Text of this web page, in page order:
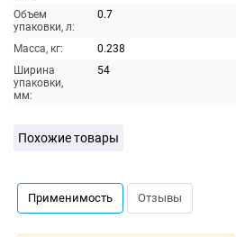
Объем
упаковки, л:
0.7
Масса, кг:
0.238
Ширина
упаковки,
мм:
54
Похожие товары
Применимость Отзывы